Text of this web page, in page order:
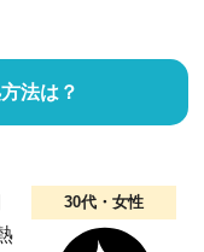
法は？
30代・女性